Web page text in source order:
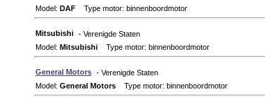
Model: DAF Type motor: binnenboordmotor
Mitsubishi - Verenigde Staten
Model: Mitsubishi Type motor: binnenboordmotor
General Motors - Verenigde Staten
Model: General Motors Type motor: binnenboordmotor